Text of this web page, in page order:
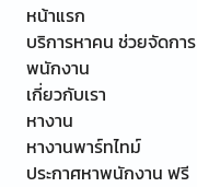
หน้าแรก
บริการหาคน ช่วยจัดการ
พนักงาน
เกี่ยวกับเรา
หางาน
หางานพาร์ทไทม์
ประกาศหาพนักงาน ฟรี